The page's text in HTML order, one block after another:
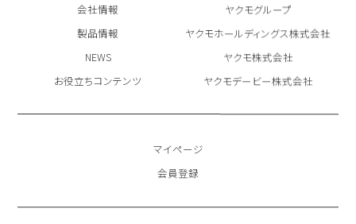
会社情報
製品情報
NEWS
お役立ちコンテンツ
ヤクモグループ
ヤクモホールディングス株式会社
ヤクモ株式会社
ヤクモデービー株式会社
マイページ
会員登録